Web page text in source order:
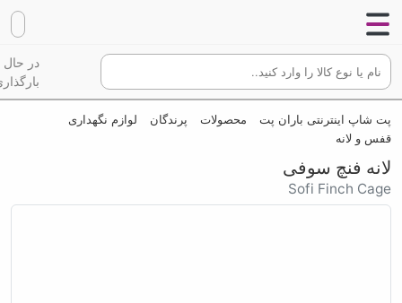
در حال
پت شاپ اینترنتی باران پت محصولات پرندگان
لوازم نگهداری
قفس و لانه
لانه فنچ سوفی
Sofi Finch Cage